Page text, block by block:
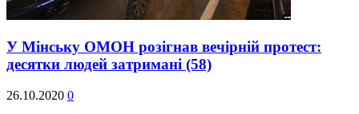
У Мінську ОМОН розігнав вечірній протест:
десятки людей затримані (58)
26.10.2020 0